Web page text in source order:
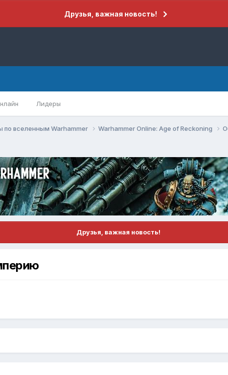
Друзья, важная новость!
Лидеры
по вселенным Warhammer Warhammer Online: Age of Reckoning
Друзья, важная новость!